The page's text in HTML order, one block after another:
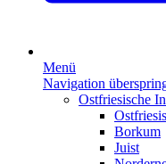
Menü
Navigation
Ostfriesische
Borkum
Juist